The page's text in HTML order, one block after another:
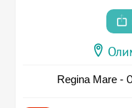
Regina Mare -